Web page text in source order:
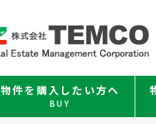
物件を購入したい方へ
BUY